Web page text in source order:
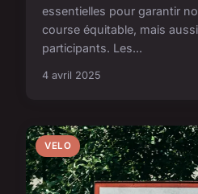
essentielles pour garantir
course équitable, mais
participants. Les...
4 avril 2025
VELO